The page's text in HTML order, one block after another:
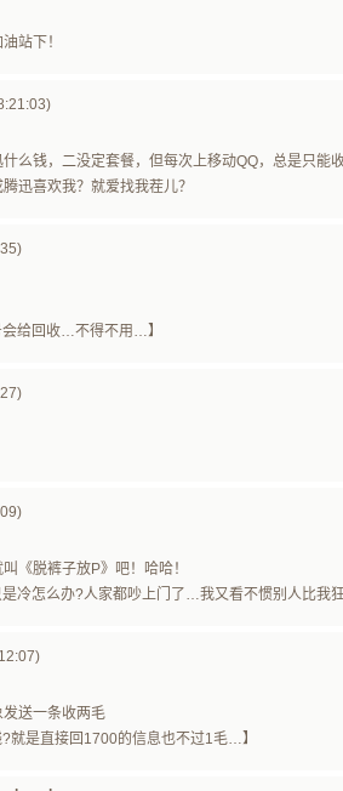
站下！
么钱，二没定套餐，但每次上移动QQ，总是只能
迅喜欢我？就爱找我茬儿？
会给回收…不得不用…】
《脱裤子放P》吧！哈哈！
冷怎么办?人家都吵上门了…我又看不惯别人比我
送一条收两毛
?就是直接回1700的信息也不过1毛…】